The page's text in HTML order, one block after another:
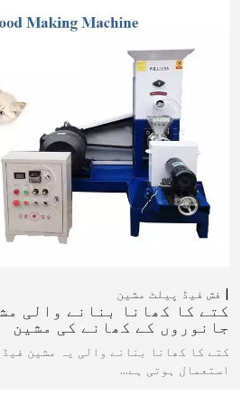
فش فیڈ پیلٹ مشین
کتے کا کھانا بنانے والی
جانوروں کے کھانے کی مشین
کتے کا کھانا بنانے والی یہ مشین
استعمال ہوتی ہے…